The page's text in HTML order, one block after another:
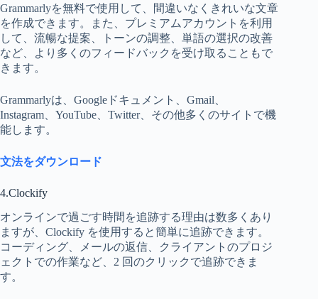
Grammarlyを無料で使用して、間違いなくきれいな文章
を作成できます。また、プレミアムアカウントを利用
して、流暢な提案、トーンの調整、単語の選択の改善
など、より多くのフィードバックを受け取ることもで
きます。
Grammarlyは、Googleドキュメント、Gmail、
Instagram、YouTube、Twitter、その他多くのサイトで機
能します。
文法をダウンロード
4.Clockify
オンラインで過ごす時間を追跡する理由は数多くあり
ますが、Clockify を使用すると簡単に追跡できます。
コーディング、メールの返信、クライアントのプロジ
ェクトでの作業など、2 回のクリックで追跡できま
す。